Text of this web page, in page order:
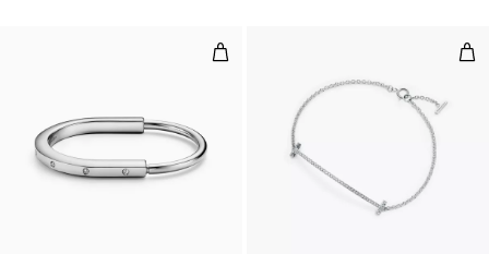
뱅글, 화이트 골드, 다이아몬드 액센
스